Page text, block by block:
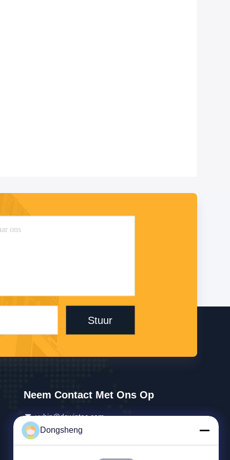
Stuur
Neem Contact Met Ons Op
yubin@dswintec.com
86-551-65303291
Dongsheng